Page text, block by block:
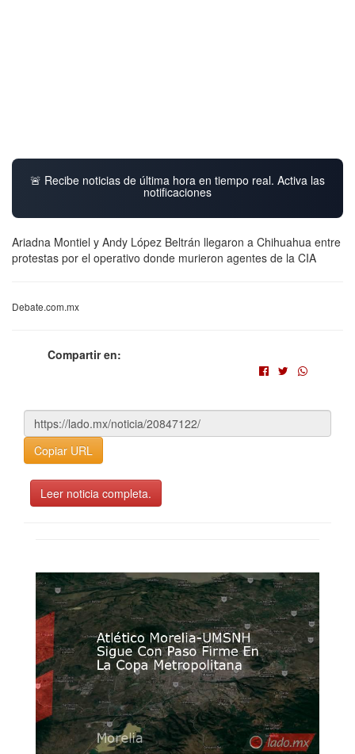
🚨 Recibe noticias de última hora en tiempo real. Activa las
notificaciones
Ariadna Montiel y Andy López Beltrán llegaron a Chihuahua entre
protestas por el operativo donde murieron agentes de la CIA
Debate.com.mx
Compartir en:
Copiar URL
Leer noticia completa.